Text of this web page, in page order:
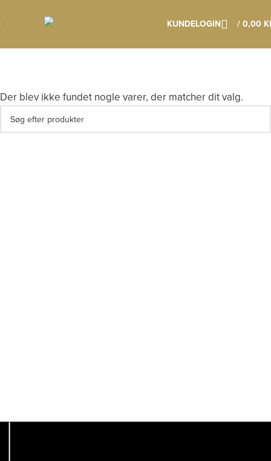
KUNDELOGIN / 0,00
Der blev ikke fundet nogle varer, der matcher dit valg.